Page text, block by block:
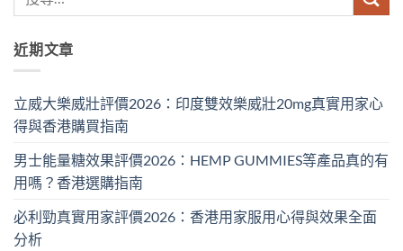
近期文章
立威大樂威壯評價2026：印度雙效樂威壯20mg真實用家心
得與香港購買指南
男士能量糖效果評價2026：HEMP GUMMIES等產品真的有
用嗎？香港選購指南
必利勁真實用家評價2026：香港用家服用心得與效果全面
分析